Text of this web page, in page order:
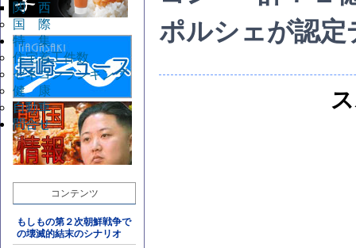
関 西
国 際
特 集
住宅着工件数
ゼネコンランキング
健 康
自動車
問合せ
コンテンツ
もしもの第２次朝鮮戦争で
の壊滅的結末のシナリオ
ポルシェが認定